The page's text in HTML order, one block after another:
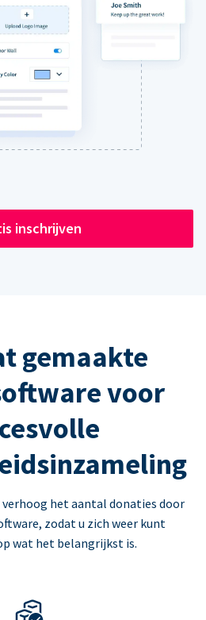
inschrijven
gemaakte
voor
het aantal donaties door
zodat u zich weer kunt
wat het belangrijkst is.